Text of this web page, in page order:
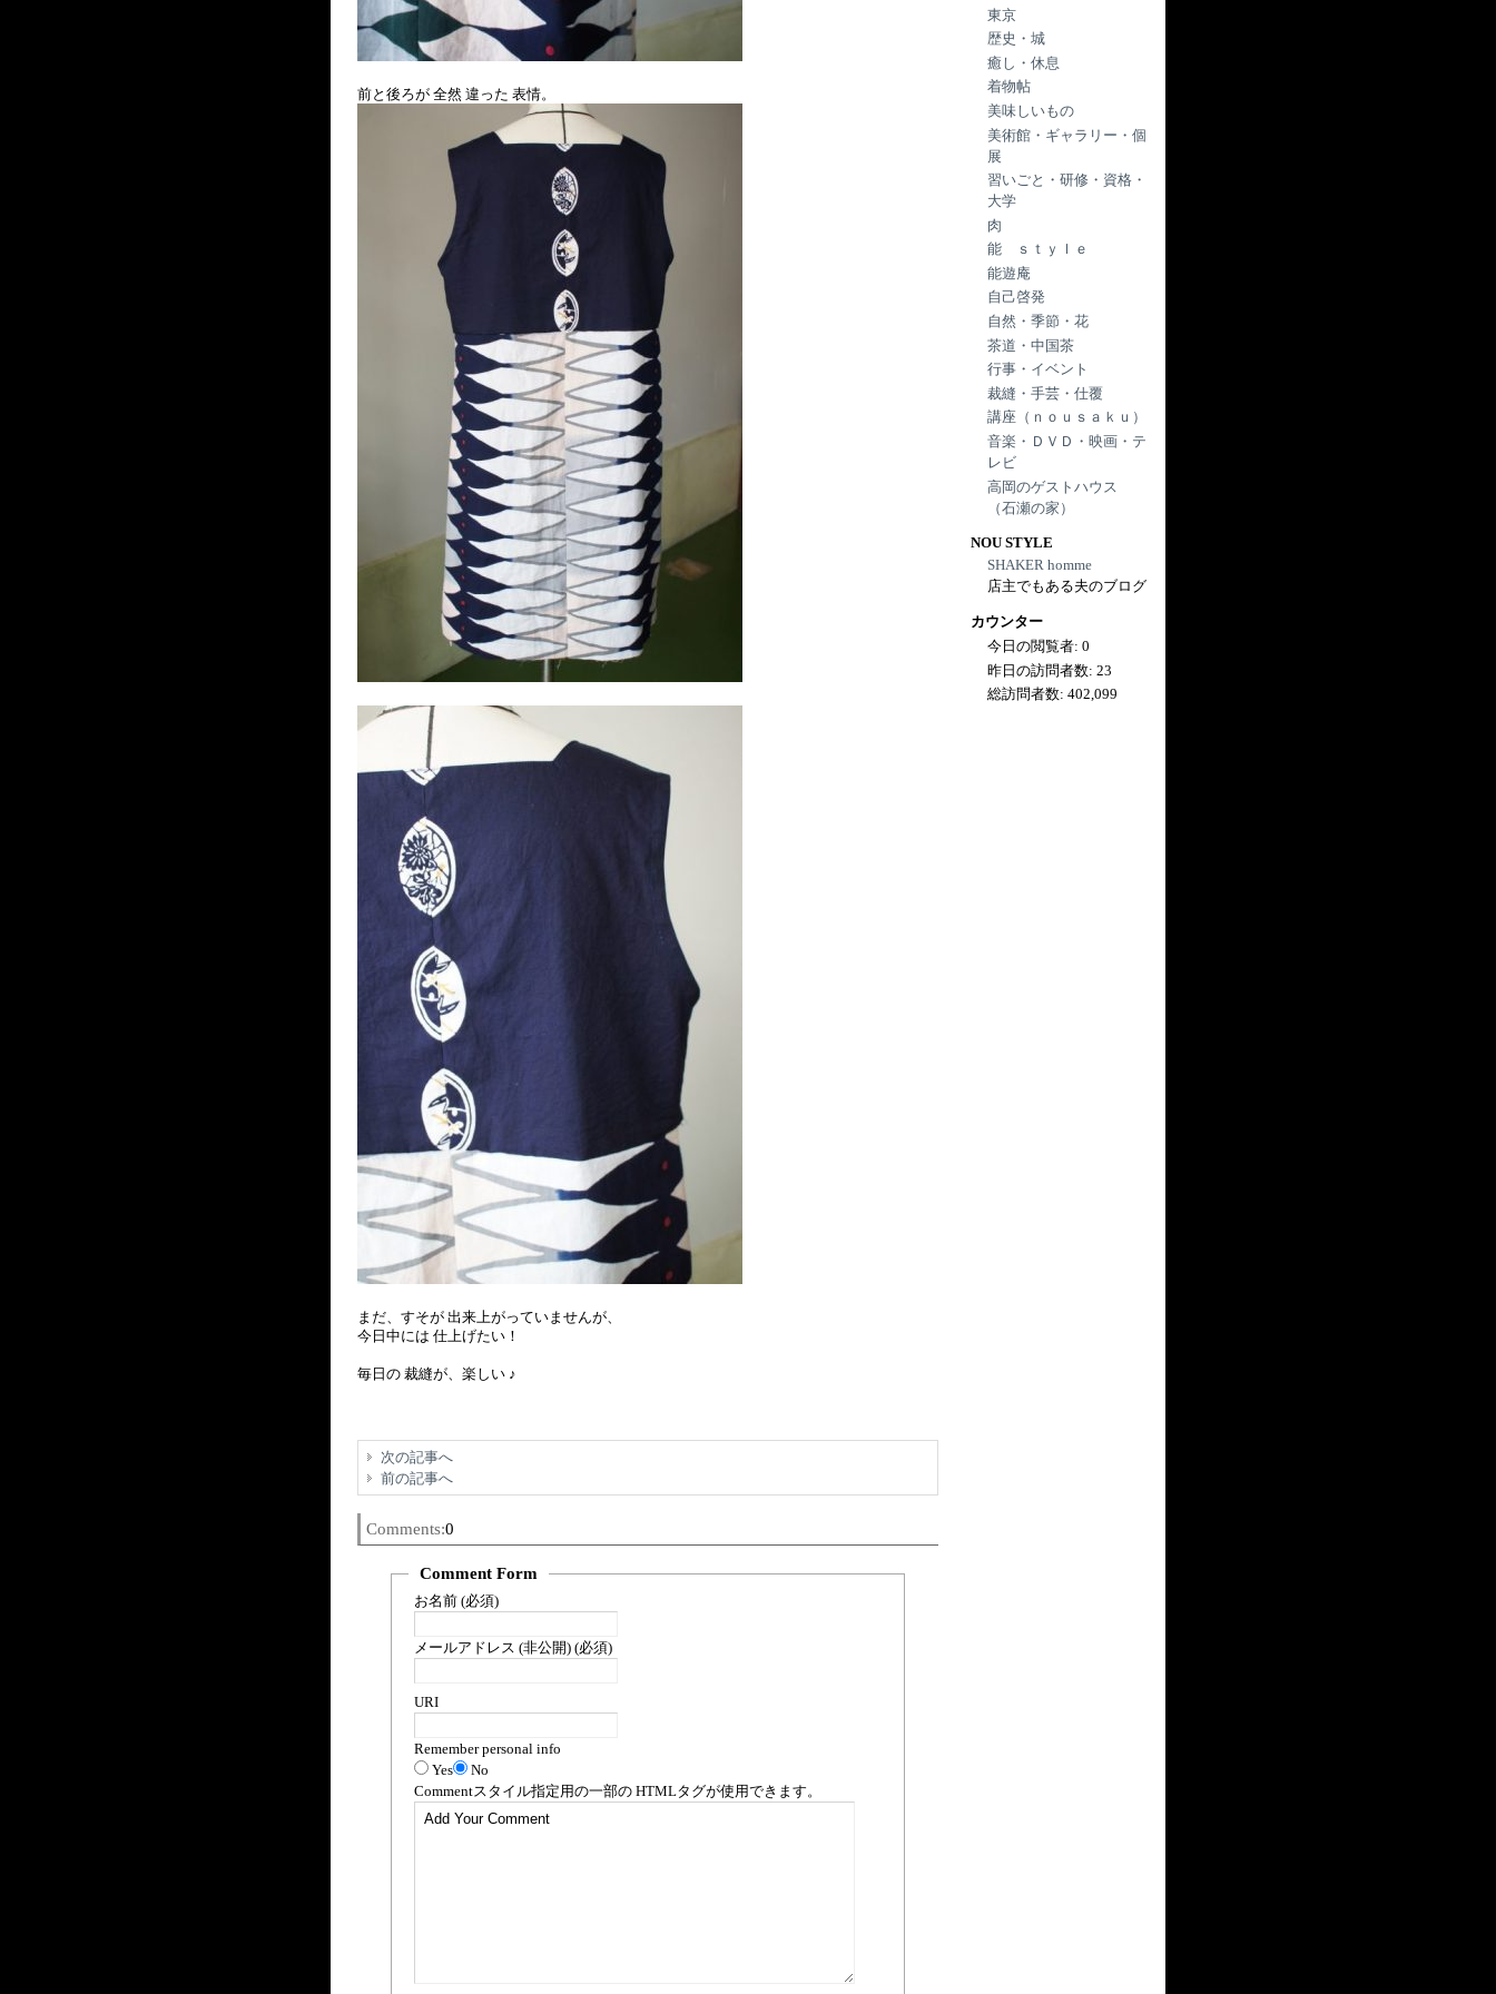
前と後ろが 全然 違った 表情。
まだ、すそが 出来上がっていませんが、
今日中には 仕上げたい！
毎日の 裁縫が、楽しい ♪
次の記事へ
前の記事へ
Comments:0
Comment Form
お名前 (必須)
メールアドレス (非公開) (必須)
URI
Remember personal info
Yes
No
Commentスタイル指定用の一部の HTMLタグが使用できます。
東京
歴史・城
癒し・休息
着物帖
美味しいもの
美術館・ギャラリー・個
展
習いごと・研修・資格・
大学
肉
能 ｓｔｙｌｅ
能遊庵
自己啓発
自然・季節・花
茶道・中国茶
行事・イベント
裁縫・手芸・仕覆
講座（ｎｏｕｓａｋｕ）
音楽・ＤＶＤ・映画・テ
レビ
高岡のゲストハウス
（石瀬の家）
NOU STYLE
SHAKER homme
店主でもある夫のブログ
カウンター
今日の閲覧者:0
昨日の訪問者数:23
総訪問者数:402,099